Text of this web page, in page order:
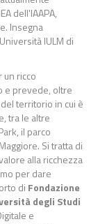
dell'IAAPA,
Insegna
IULM di
ricco
e prevede, oltre
territorio in cui è
tra le altre
il parco
Si tratta di
alla ricchezza
per dare
di Fondazione
degli Studi
e